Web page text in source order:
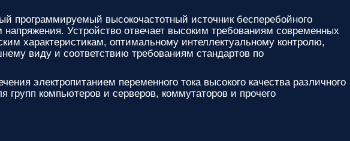
программируемый высокочастотный источник бесперебойного
Устройство отвечает высоким требованиям современных
характеристикам, оптимальному интеллектуальному контролю,
виду и соответствию требованиям стандартов по
электропитанием переменного тока высокого качества различного
групп компьютеров и серверов, коммутаторов и прочего